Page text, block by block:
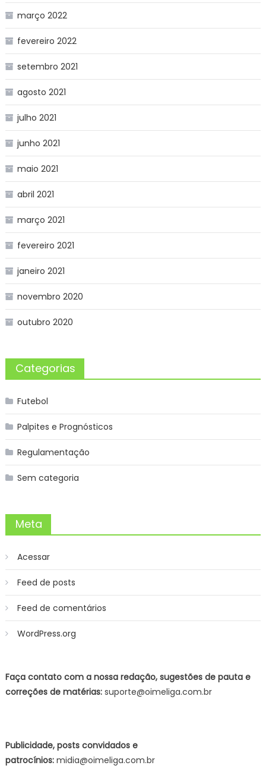
março 2022
fevereiro 2022
setembro 2021
agosto 2021
julho 2021
junho 2021
maio 2021
abril 2021
março 2021
fevereiro 2021
janeiro 2021
novembro 2020
outubro 2020
Categorias
Futebol
Palpites e Prognósticos
Regulamentação
Sem categoria
Meta
Acessar
Feed de posts
Feed de comentários
WordPress.org
Faça contato com a nossa redação, sugestões de pauta e
correções de matérias:suporte@oimeliga.com.br
Publicidade, posts convidados e
patrocínios:midia@oimeliga.com.br